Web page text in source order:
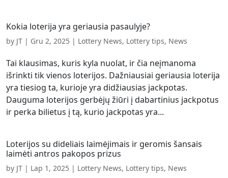
Kokia loterija yra geriausia pasaulyje?
by JT | Gru 2, 2025 | Lottery News, Lottery tips, News
Tai klausimas, kuris kyla nuolat, ir čia neįmanoma
išrinkti tik vienos loterijos. Dažniausiai geriausia loterija
yra tiesiog ta, kurioje yra didžiausias jackpotas.
Dauguma loterijos gerbėjų žiūri į dabartinius jackpotus
ir perka bilietus į tą, kurio jackpotas yra...
Loterijos su dideliais laimėjimais ir geromis šansais
laimėti antros pakopos prizus
by JT | Lap 1, 2025 | Lottery News, Lottery tips, News